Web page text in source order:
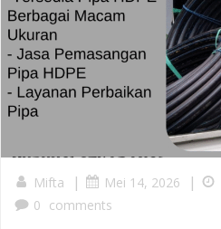
Mifta | Mei 14, 2026 |
0 comments